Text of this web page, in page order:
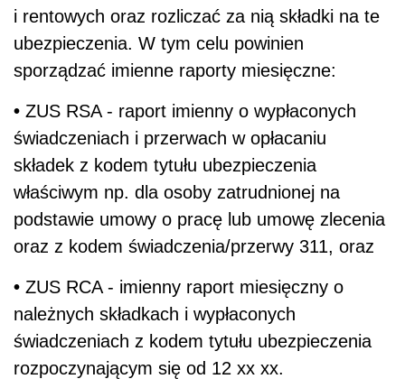
i rentowych oraz rozliczać za nią składki na te
ubezpieczenia. W tym celu powinien
sporządzać imienne raporty miesięczne:
• ZUS RSA - raport imienny o wypłaconych
świadczeniach i przerwach w opłacaniu
składek z kodem tytułu ubezpieczenia
właściwym np. dla osoby zatrudnionej na
podstawie umowy o pracę lub umowę zlecenia
oraz z kodem świadczenia/przerwy 311, oraz
• ZUS RCA - imienny raport miesięczny o
należnych składkach i wypłaconych
świadczeniach z kodem tytułu ubezpieczenia
rozpoczynającym się od 12 xx xx.